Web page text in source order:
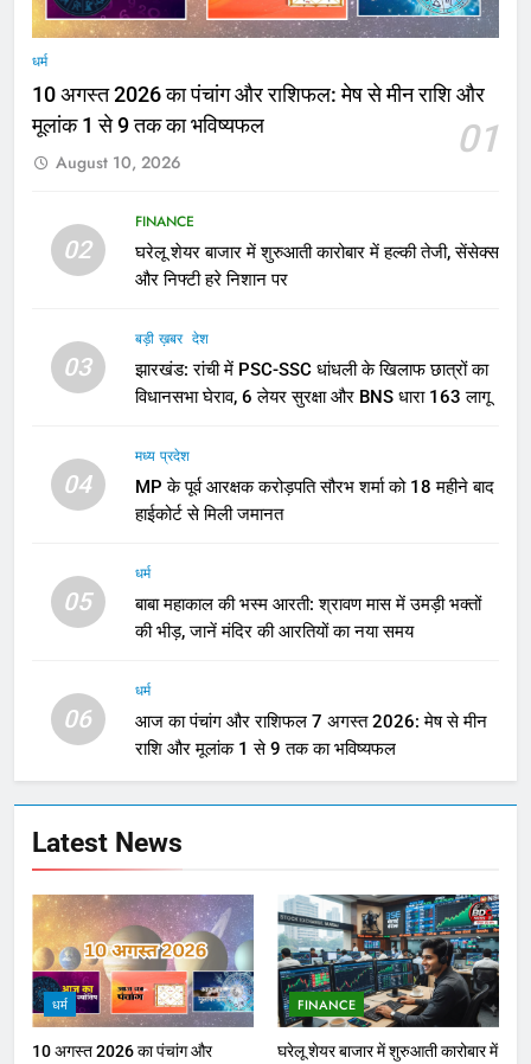
धर्म
10 अगस्त 2026 का पंचांग और राशिफल: मेष से मीन राशि और
मूलांक 1 से 9 तक का भविष्यफल
01
August 10, 2026
02
FINANCE
घरेलू शेयर बाजार में शुरुआती कारोबार में हल्की तेजी, सेंसेक्स
और निफ्टी हरे निशान पर
03
बड़ी ख़बर देश
झारखंड: रांची में PSC-SSC धांधली के खिलाफ छात्रों का
विधानसभा घेराव, 6 लेयर सुरक्षा और BNS धारा 163 लागू
04
मध्य प्रदेश
MP के पूर्व आरक्षक करोड़पति सौरभ शर्मा को 18 महीने बाद
हाईकोर्ट से मिली जमानत
05
धर्म
बाबा महाकाल की भस्म आरती: श्रावण मास में उमड़ी भक्तों
की भीड़, जानें मंदिर की आरतियों का नया समय
06
धर्म
आज का पंचांग और राशिफल 7 अगस्त 2026: मेष से मीन
राशि और मूलांक 1 से 9 तक का भविष्यफल
Latest News
धर्म
10 अगस्त 2026 का पंचांग और
FINANCE
घरेलू शेयर बाजार में शुरुआती कारोबार में